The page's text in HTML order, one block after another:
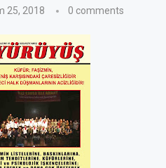
25, 2018 0 comments